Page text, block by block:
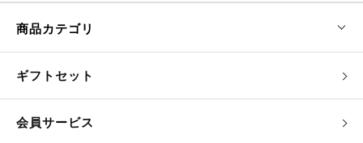
商品カテゴリ
ギフトセット
会員サービス